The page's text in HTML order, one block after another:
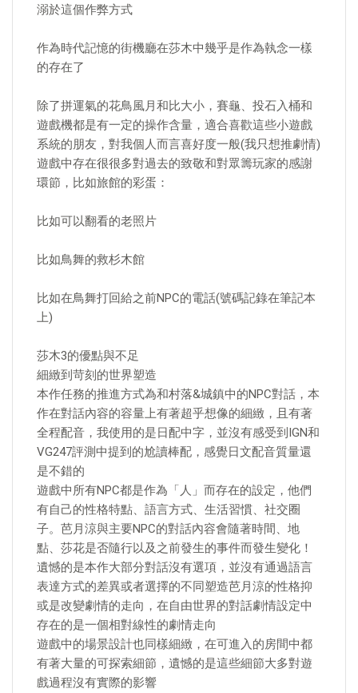
溺於這個作弊方式
作為時代記憶的街機廳在莎木中幾乎是作為執念一樣
的存在了
除了拼運氣的花鳥風月和比大小，賽龜、投石入桶和
遊戲機都是有一定的操作含量，適合喜歡這些小遊戲
系統的朋友，對我個人而言喜好度一般(我只想推劇情)
遊戲中存在很很多對過去的致敬和對眾籌玩家的感謝
環節，比如旅館的彩蛋：
比如可以翻看的老照片
比如鳥舞的救杉木館
比如在鳥舞打回給之前NPC的電話(號碼記錄在筆記本
上)
莎木3的優點與不足
細緻到苛刻的世界塑造
本作任務的推進方式為和村落&城鎮中的NPC對話，本
作在對話內容的容量上有著超乎想像的細緻，且有著
全程配音，我使用的是日配中字，並沒有感受到IGN和
VG247評測中提到的尬讀棒配，感覺日文配音質量還
是不錯的
遊戲中所有NPC都是作為「人」而存在的設定，他們
有自己的性格特點、語言方式、生活習慣、社交圈
子。芭月涼與主要NPC的對話內容會隨著時間、地
點、莎花是否隨行以及之前發生的事件而發生變化！
遺憾的是本作大部分對話沒有選項，並沒有通過語言
表達方式的差異或者選擇的不同塑造芭月涼的性格抑
或是改變劇情的走向，在自由世界的對話劇情設定中
存在的是一個相對線性的劇情走向
遊戲中的場景設計也同樣細緻，在可進入的房間中都
有著大量的可探索細節，遺憾的是這些細節大多對遊
戲過程沒有實際的影響